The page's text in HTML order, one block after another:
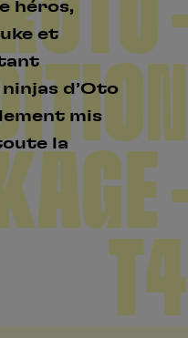
héros,
et
d’Oto
mis
la
–
T4